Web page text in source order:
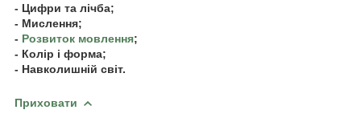
- Цифри та лічба;
- Мислення;
- Розвиток мовлення;
- Колір і форма;
- Навколишній світ.
Приховати